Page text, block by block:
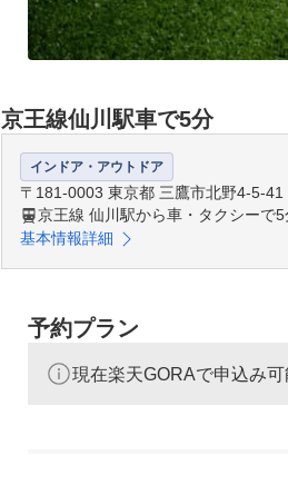
京王線仙川駅車で5分
インドア・アウトドア
〒181-0003 東京都 三鷹市北野4-5-41
京王線 仙川駅から車・タクシーで5
基本情報詳細
予約プラン
現在楽天GORAで申込み